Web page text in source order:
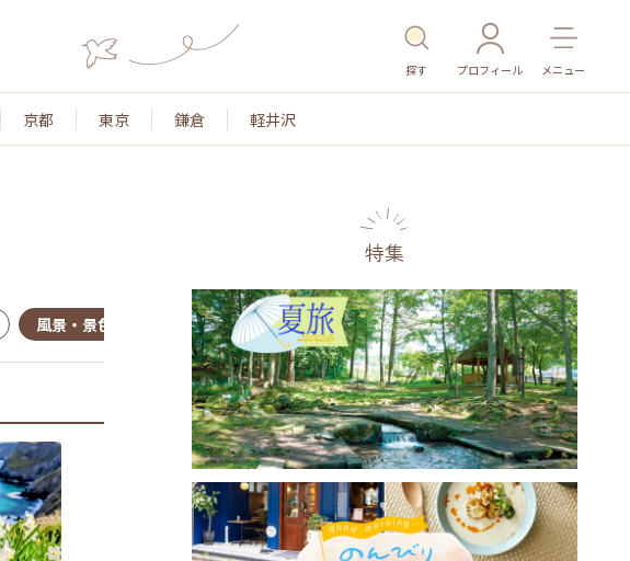
探す プロフィール メニュー
京都 東京 鎌倉 軽井沢
風景・景色 名所・旧跡 温泉・スパ その他施設 ごはん
特集